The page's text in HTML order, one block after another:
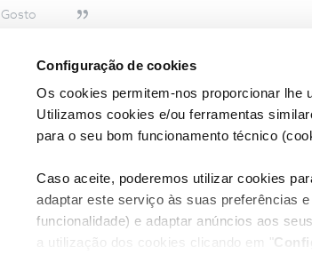
Configuração de cookies
Os cookies permitem-nos proporcionar lhe
Utilizamos cookies e/ou ferramentas
para o seu bom funcionamento técnico
Caso aceite, poderemos utilizar cookies
adaptar este serviço às suas preferências
funcionalidade) e adaptar anúncios aos
a utilização dos cookies clicando em "
Gosto